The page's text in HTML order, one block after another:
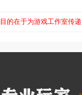
的在于为游戏工作室传